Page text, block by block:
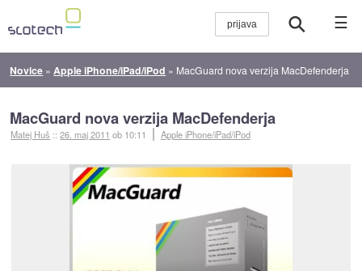
☰
Novice » Apple iPhone/iPad/iPod » MacGuard nova verzija MacDefenderja
MacGuard nova verzija MacDefenderja
Matej Huš ::26. maj 2011 ob 10:11 Apple iPhone/iPad/iPod